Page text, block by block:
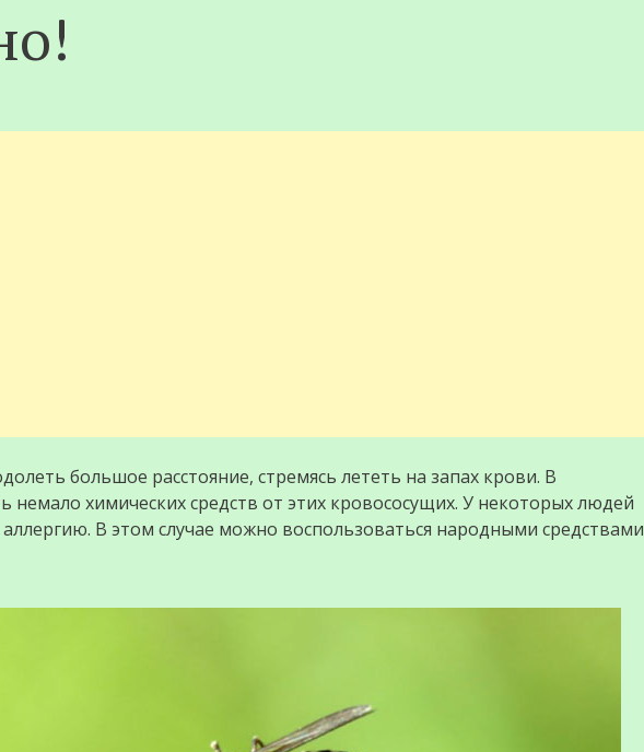
большое расстояние, стремясь лететь на запах крови. В
немало химических средств от этих кровососущих. У некоторых людей
В этом случае можно воспользоваться народными средствами